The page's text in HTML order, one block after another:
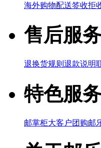
海外购物配送签收拒
售后服
退换货规则 退款说明
特色服
邮掌柜大客户团购邮